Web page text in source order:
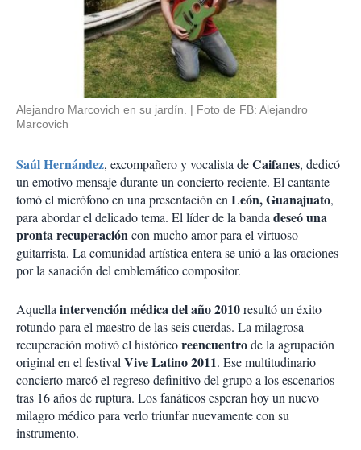
Alejandro Marcovich en su jardín.
Foto de FB: Alejandro
Marcovich
Saúl Hernández, excompañero y vocalista deCaifanes, dedicó
un emotivo mensaje durante un concierto reciente. El cantante
tomó el micrófono en una presentación enLeón, Guanajuato,
para abordar el delicado tema. El líder de la bandadeseó una
pronta recuperacióncon mucho amor para el virtuoso
guitarrista. La comunidad artística entera se unió a las oraciones
por la sanación del emblemático compositor.
Aquellaintervención médica del año 2010resultó un éxito
rotundo para el maestro de las seis cuerdas. La milagrosa
recuperación motivó el históricoreencuentrode la agrupación
original en el festivalVive Latino 2011. Ese multitudinario
concierto marcó el regreso definitivo del grupo a los escenarios
tras 16 años de ruptura. Los fanáticos esperan hoy un nuevo
milagro médico para verlo triunfar nuevamente con su
instrumento.